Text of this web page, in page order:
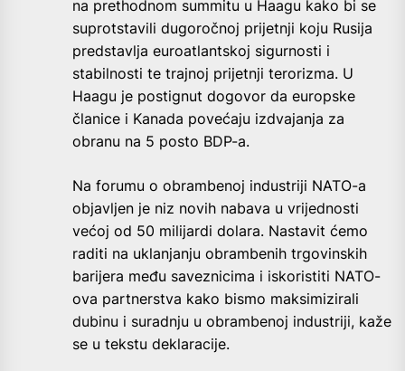
na prethodnom summitu u Haagu kako bi se
suprotstavili dugoročnoj prijetnji koju Rusija
predstavlja euroatlantskoj sigurnosti i
stabilnosti te trajnoj prijetnji terorizma. U
Haagu je postignut dogovor da europske
članice i Kanada povećaju izdvajanja za
obranu na 5 posto BDP-a.
Na forumu o obrambenoj industriji NATO-a
objavljen je niz novih nabava u vrijednosti
većoj od 50 milijardi dolara. Nastavit ćemo
raditi na uklanjanju obrambenih trgovinskih
barijera među saveznicima i iskoristiti NATO-
ova partnerstva kako bismo maksimizirali
dubinu i suradnju u obrambenoj industriji, kaže
se u tekstu deklaracije.